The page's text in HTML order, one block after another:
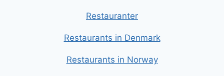
Restauranter
Restaurants in Denmark
Restaurants in Norway